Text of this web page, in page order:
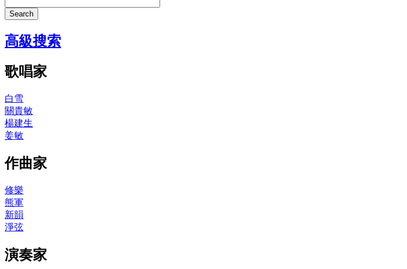
Search
高級搜索
歌唱家
白雪
關貴敏
楊建生
姜敏
作曲家
修樂
熊軍
新韻
淨弦
演奏家